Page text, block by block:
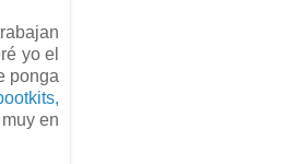
yo el
ponga
en